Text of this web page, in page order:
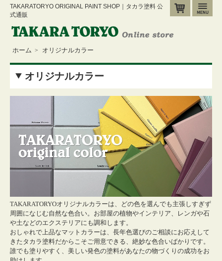
カート
TAKARATORYO ORIGINAL PAINT SHOP｜タカラ塗料 公
式通販
ホーム > オリジナルカラー
オリジナルカラー
TAKARATORYOオリジナルカラーは、どの色を選んでも主張しすぎず
周囲になじむ自然な色合い。お部屋の植物やインテリア、レンガや石
や土などのエクステリアにも調和します。
おしゃれで上品なマットカラーは、長年色選びのご相談にお応えして
きたタカラ塗料だからこそご用意できる、絶妙な色合いばかりです。
誰でも塗りやすく、美しい発色の塗料があなたの物づくりの成功をお